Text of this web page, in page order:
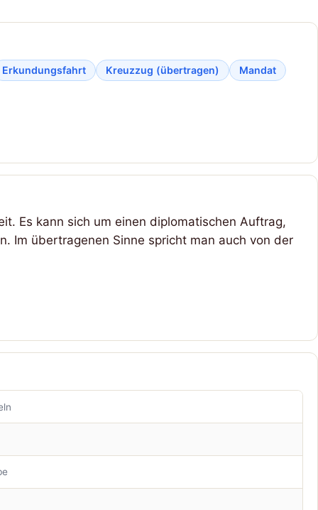
Erkundungsfahrt Kreuzzug (übertragen) Mandat
Es kann sich um einen diplomatischen Auftrag,
Im übertragenen Sinne spricht man auch von der